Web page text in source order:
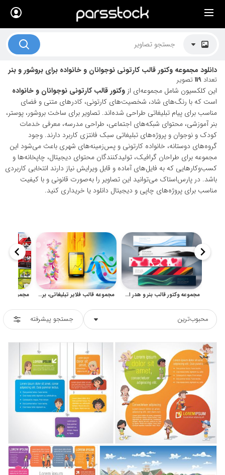
دانلود مجموعه وکتور قالب کارتونی نوجوانان و خانواده برای بروشور و بنر
تعداد 119تصویر
این کلکسیون شامل مجموعه‌ای از وکتور قالب کارتونی نوجوانان و خانواده
است که با رنگ‌های شاد، شخصیت‌های کارتونی، کادرهای متنی و فضای
مناسب برای پیام تبلیغاتی طراحی شده‌اند. تصاویر برای ساخت بروشور، پوستر،
بنر آموزشی، محتوای شبکه‌های اجتماعی، طراحی مدرسه، معرفی خدمات
کودک و نوجوان و پروژه‌های تبلیغاتی سبک فانتزی کاربرد دارند. وجود
گروه‌های دوستانه، خانواده کارتونی و پس‌زمینه‌های شهری باعث می‌شود این
مجموعه برای طراحان گرافیک، تولیدکنندگان محتوای دیجیتال، چاپخانه‌ها و
کسب‌وکارهایی که به فایل‌های آماده و قابل ویرایش نیاز دارند انتخابی کاربردی
باشد. در پارس‌استاک می‌توانید این تصاویر را به‌صورت قانونی و با کیفیت
مناسب برای پروژه‌های چاپی و دیجیتال دانلود یا خریداری کنید.
مجموعه وکتور قالب بنر و هدر افقی مدرن برای طراحی تبلیغاتی مجموعه قالب فلایر تبلیغاتی، بروشور شرکتی و پوستر آماده
محبوب‌ترین جستجو پیشرفته
× لیست قیمت ها
موضوعات تصاویر
دکوراسیون و فضاها
هنرمندان ایرانی
کسب درآمد از فروش تصاویر
021 28428845
تماس با ما
بلاگ پارس استاک